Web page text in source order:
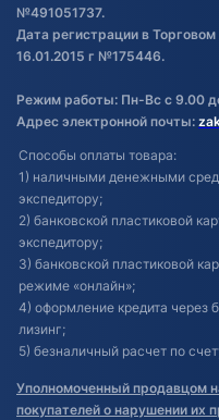
№491051737.
Дата регистрации в
16.01.2015 г №175446.
Режим работы: Пн-Вс с 9.00
Адрес электронной почты:
Способы оплаты товара:
1) наличными денежными
экспедитору;
2) банковской пластиковой
экспедитору;
3) банковской пластиковой
режиме «онлайн»;
4) оформление кредита через
лизинг;
5) безналичный расчет по
Уполномоченный продавцом
покупателей о нарушении их